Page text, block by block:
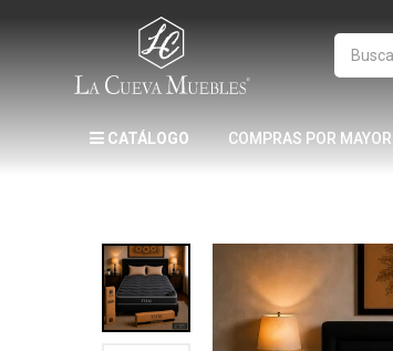
CATÁLOGO COMPRAS POR MAYOR